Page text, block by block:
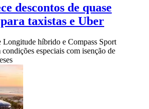
descontos de quase
taxistas e Uber
Longitude híbrido e Compass Sport
especiais com isenção de